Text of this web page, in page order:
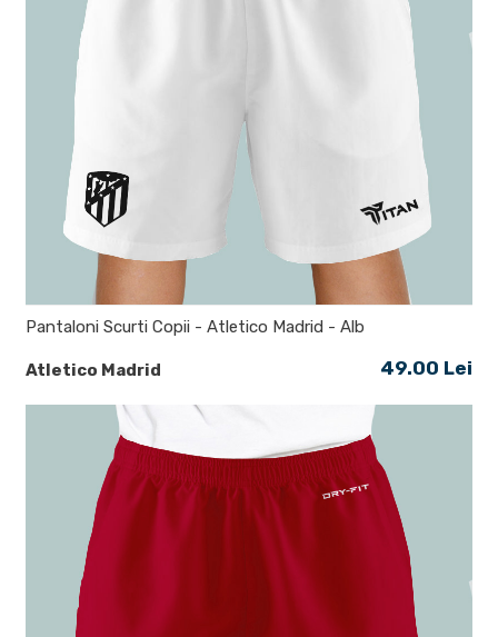
Atletico Madrid
Pantaloni Scurti Copii - Atletico Madrid - Alb
49.00 Lei